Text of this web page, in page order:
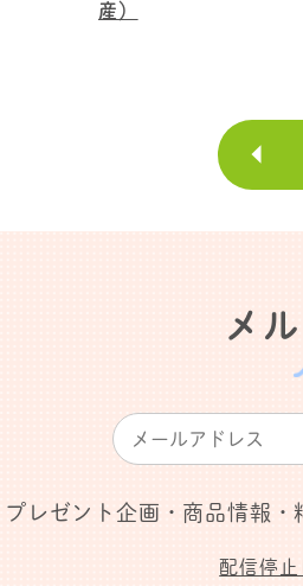
産）
メ
プレゼント企画・商品情報・
配信停止